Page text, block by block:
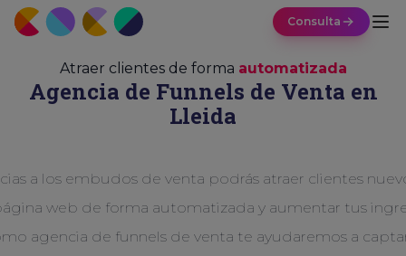
Consulta
Atraer clientes de forma automatizada
Agencia de Funnels de Venta en
Lleida
a los embudos de venta podrás atraer clientes
web de forma automatizada y aumentar tus
agencia de funnels de venta te ayudaremos a